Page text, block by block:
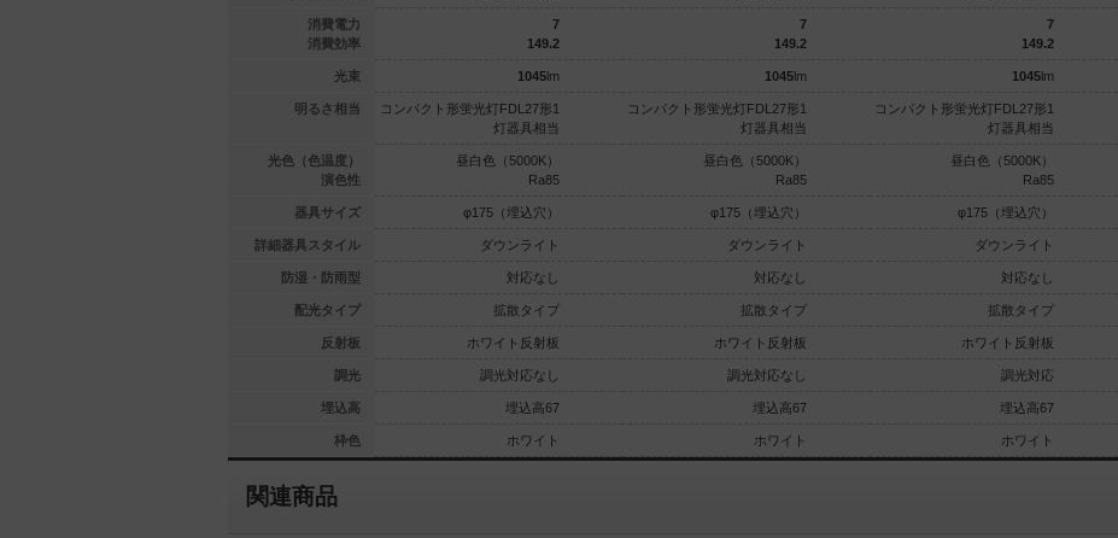
消費電力
消費効率
光束
明るさ相当
光色（色温度）
演色性
器具サイズ
詳細器具スタイル
防湿・防雨型
配光タイプ
反射板
調光
埋込高
枠色
39
142.5
コンパクト形蛍光灯FHT42形3
白色（4000K）
φ175（埋込穴）
ダウンライト
対応なし
広角タイプ
7
149.2
1045lm
コンパクト形蛍光灯FDL27形1
灯器具相当
昼白色（5000K）
Ra85
φ175（埋込穴）
ダウンライト
対応なし
拡散タイプ
ホワイト反射板
調光対応なし
埋込高67
ホワイト
7
149.2
1045lm
コンパクト形蛍光灯FDL27形1
灯器具相当
昼白色（5000K）
Ra85
φ175（埋込穴）
ダウンライト
対応なし
拡散タイプ
ホワイト反射板
調光対応なし
埋込高67
ホワイト
7
149.2
1045lm
コンパクト形蛍光灯FDL27形1
灯器具相当
昼白色（5000K）
Ra85
φ175（埋込穴）
ダウンライト
対応なし
拡散タイプ
ホワイト反射板
調光対応
埋込高67
ホワイト
関連商品